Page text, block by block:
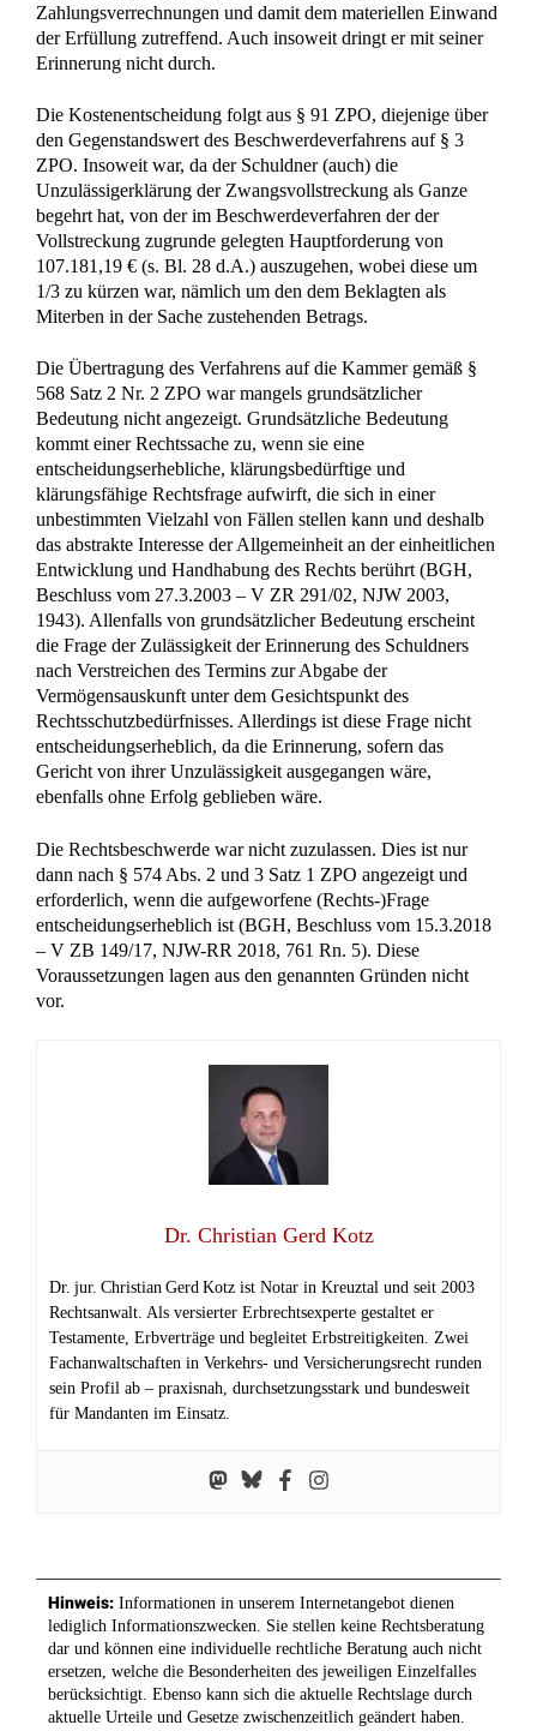
Zahlungsverrechnungen und damit dem materiellen Einwand
der Erfüllung zutreffend. Auch insoweit dringt er mit seiner
Erinnerung nicht durch.
Die Kostenentscheidung folgt aus § 91 ZPO, diejenige über
den Gegenstandswert des Beschwerdeverfahrens auf § 3
ZPO. Insoweit war, da der Schuldner (auch) die
Unzulässigerklärung der Zwangsvollstreckung als Ganze
begehrt hat, von der im Beschwerdeverfahren der der
Vollstreckung zugrunde gelegten Hauptforderung von
107.181,19 € (s. Bl. 28 d.A.) auszugehen, wobei diese um
1/3 zu kürzen war, nämlich um den dem Beklagten als
Miterben in der Sache zustehenden Betrags.
Die Übertragung des Verfahrens auf die Kammer gemäß §
568 Satz 2 Nr. 2 ZPO war mangels grundsätzlicher
Bedeutung nicht angezeigt. Grundsätzliche Bedeutung
kommt einer Rechtssache zu, wenn sie eine
entscheidungserhebliche, klärungsbedürftige und
klärungsfähige Rechtsfrage aufwirft, die sich in einer
unbestimmten Vielzahl von Fällen stellen kann und deshalb
das abstrakte Interesse der Allgemeinheit an der einheitlichen
Entwicklung und Handhabung des Rechts berührt (BGH,
Beschluss vom 27.3.2003 – V ZR 291/02, NJW 2003,
1943). Allenfalls von grundsätzlicher Bedeutung erscheint
die Frage der Zulässigkeit der Erinnerung des Schuldners
nach Verstreichen des Termins zur Abgabe der
Vermögensauskunft unter dem Gesichtspunkt des
Rechtsschutzbedürfnisses. Allerdings ist diese Frage nicht
entscheidungserheblich, da die Erinnerung, sofern das
Gericht von ihrer Unzulässigkeit ausgegangen wäre,
ebenfalls ohne Erfolg geblieben wäre.
Die Rechtsbeschwerde war nicht zuzulassen. Dies ist nur
dann nach § 574 Abs. 2 und 3 Satz 1 ZPO angezeigt und
erforderlich, wenn die aufgeworfene (Rechts-)Frage
entscheidungserheblich ist (BGH, Beschluss vom 15.3.2018
– V ZB 149/17, NJW-RR 2018, 761 Rn. 5). Diese
Voraussetzungen lagen aus den genannten Gründen nicht
vor.
Dr. Christian Gerd Kotz
Dr. jur. Christian Gerd Kotz ist Notar in Kreuztal und seit 2003
Rechtsanwalt. Als versierter Erbrechtsexperte gestaltet er
Testamente, Erbverträge und begleitet Erbstreitigkeiten. Zwei
Fachanwaltschaften in Verkehrs‑ und Versicherungsrecht runden
sein Profil ab – praxisnah, durchsetzungsstark und bundesweit
für Mandanten im Einsatz.
Hinweis: Informationen in unserem Internetangebot dienen
lediglich Informationszwecken. Sie stellen keine Rechtsberatung
dar und können eine individuelle rechtliche Beratung auch nicht
ersetzen, welche die Besonderheiten des jeweiligen Einzelfalles
berücksichtigt. Ebenso kann sich die aktuelle Rechtslage durch
aktuelle Urteile und Gesetze zwischenzeitlich geändert haben.